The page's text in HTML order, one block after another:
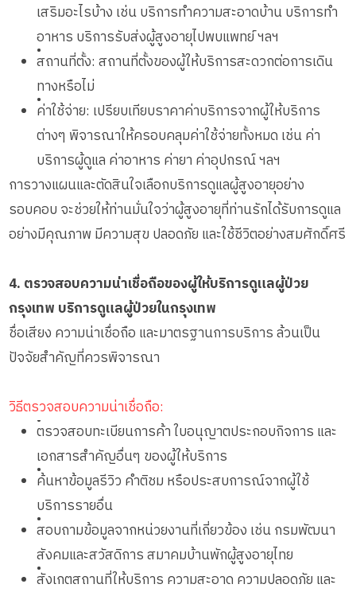
เสริมอะไรบ้าง เช่น บริการทำความสะอาดบ้าน บริการทำ
อาหาร บริการรับส่งผู้สูงอายุไปพบแพทย์ ฯลฯ
•
สถานที่ตั้ง: สถานที่ตั้งของผู้ให้บริการสะดวกต่อการเดิน
ทางหรือไม่
•
ค่าใช้จ่าย: เปรียบเทียบราคาค่าบริการจากผู้ให้บริการ
ต่างๆ พิจารณาให้ครอบคลุมค่าใช้จ่ายทั้งหมด เช่น ค่า
บริการผู้ดูแล ค่าอาหาร ค่ายา ค่าอุปกรณ์ ฯลฯ
การวางแผนและตัดสินใจเลือกบริการดูแลผู้สูงอายุอย่าง
รอบคอบ จะช่วยให้ท่านมั่นใจว่าผู้สูงอายุที่ท่านรักได้รับการดูแล
อย่างมีคุณภาพ มีความสุข ปลอดภัย และใช้ชีวิตอย่างสมศักดิ์ศรี
4. ตรวจสอบความน่าเชื่อถือของผู้ให้บริการดูแลผู้ป่วย
กรุงเทพ บริการดูแลผู้ป่วยในกรุงเทพ
ชื่อเสียง ความน่าเชื่อถือ และมาตรฐานการบริการ ล้วนเป็น
ปัจจัยสำคัญที่ควรพิจารณา
วิธีตรวจสอบความน่าเชื่อถือ:
•
ตรวจสอบทะเบียนการค้า ใบอนุญาตประกอบกิจการ และ
เอกสารสำคัญอื่นๆ ของผู้ให้บริการ
•
ค้นหาข้อมูลรีวิว คำติชม หรือประสบการณ์จากผู้ใช้
บริการรายอื่น
•
สอบถามข้อมูลจากหน่วยงานที่เกี่ยวข้อง เช่น กรมพัฒนา
สังคมและสวัสดิการ สมาคมบ้านพักผู้สูงอายุไทย
•
สังเกตสถานที่ให้บริการ ความสะอาด ความปลอดภัย และ